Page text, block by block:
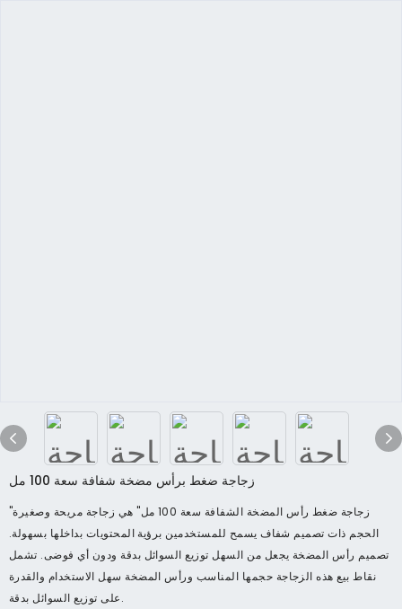
زجاجة ضغط برأس مضخة شفافة سعة 100 مل
"زجاجة ضغط رأس المضخة الشفافة سعة 100 مل" هي زجاجة مريحة وصغيرة
الحجم ذات تصميم شفاف يسمح للمستخدمين برؤية المحتويات بداخلها بسهولة.
تصميم رأس المضخة يجعل من السهل توزيع السوائل بدقة ودون أي فوضى. تشمل
نقاط بيع هذه الزجاجة حجمها المناسب ورأس المضخة سهل الاستخدام والقدرة
على توزيع السوائل بدقة.